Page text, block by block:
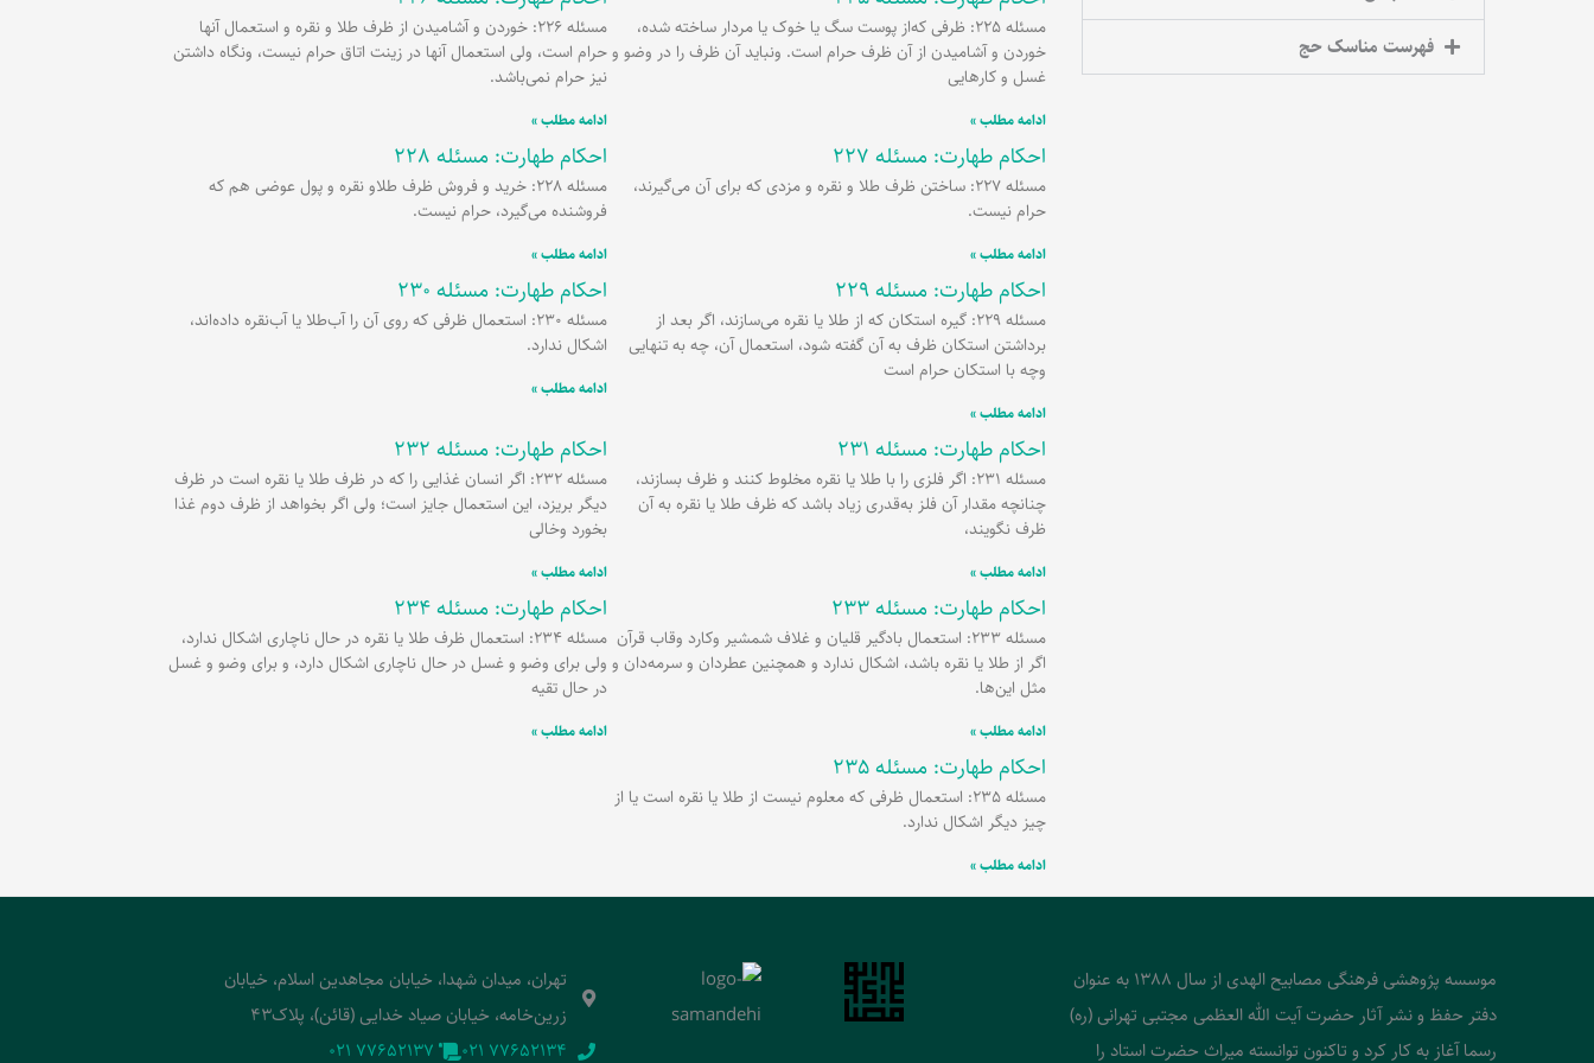
و
ش
ه
فهرست مناسک حج
مسئله 225: ظرفی که‌از پوست سگ یا خوک یا مردار ساخته شده،
خوردن و آشامیدن از آن ظرف حرام است. ونباید آن ظرف را در وضو و
غسل و کارهایی
ادامه مطلب »
مسئله 226: خوردن و آشامیدن از ظرف طلا و نقره و استعمال آنها
حرام است، ولی استعمال آنها در زینت اتاق حرام نیست، ونگاه داشتن
نیز حرام نمی‌باشد.
ادامه مطلب »
احکام طهارت: مسئله 227
مسئله 227: ساختن ظرف طلا و نقره و مزدی که برای آن می‌گیرند،
حرام نیست.
ادامه مطلب »
احکام طهارت: مسئله 228
مسئله 228: خرید و فروش ظرف طلاو نقره و پول عوضی هم که
فروشنده می‌گیرد، حرام نیست.
ادامه مطلب »
احکام طهارت: مسئله 229
مسئله 229: گیره استکان که از طلا یا نقره می‌سازند، اگر بعد از
برداشتن استکان ظرف به آن گفته شود، استعمال آن، چه به تنهایی
وچه با استکان حرام است
ادامه مطلب »
احکام طهارت: مسئله 230
مسئله 230: استعمال ظرفی که روی آن را آب‌طلا یا آب‌نقره داده‌اند،
اشکال ندارد.
ادامه مطلب »
احکام طهارت: مسئله 231
مسئله 231: اگر فلزی را با طلا یا نقره مخلوط کنند و ظرف بسازند،
چنانچه مقدار آن فلز به‌قدری زیاد باشد که ظرف طلا یا نقره به آن
ظرف نگویند،
ادامه مطلب »
احکام طهارت: مسئله 232
مسئله 232: اگر انسان غذایی را که در ظرف طلا یا نقره است در ظرف
دیگر بریزد، این استعمال جایز است؛ ولی اگر بخواهد از ظرف دوم غذا
بخورد وخالی
ادامه مطلب »
احکام طهارت: مسئله 233
مسئله 233: استعمال بادگیر قلیان و غلاف شمشیر وکارد وقاب قرآن
اگر از طلا یا نقره باشد، اشکال ندارد و همچنین عطردان و سرمه‌دان و
مثل این‌ها.
ادامه مطلب »
احکام طهارت: مسئله 234
مسئله 234: استعمال ظرف طلا یا نقره در حال ناچاری اشکال ندارد،
ولی برای وضو و غسل در حال ناچاری اشکال دارد، و برای وضو و غسل
در حال تقیه
ادامه مطلب »
احکام طهارت: مسئله 235
مسئله 235: استعمال ظرفی که معلوم نیست از طلا یا نقره است یا از
چیز دیگر اشکال ندارد.
ادامه مطلب »
موسسه پژوهشی فرهنگی مصابیح الهدی از سال 1388 به عنوان
دفتر حفظ و نشر آثار حضرت آیت الله العظمی مجتبی تهرانی (ره)
رسما آغاز به کار کرد و تاکنون توانسته میراث حضرت استاد را
تهران، میدان شهدا، خیابان مجاهدین اسلام، خیابان
زرین‌خامه، خیابان صیاد خدایی (قائن)، پلاک43
‭021 77652134‬
‭021 77652137‬